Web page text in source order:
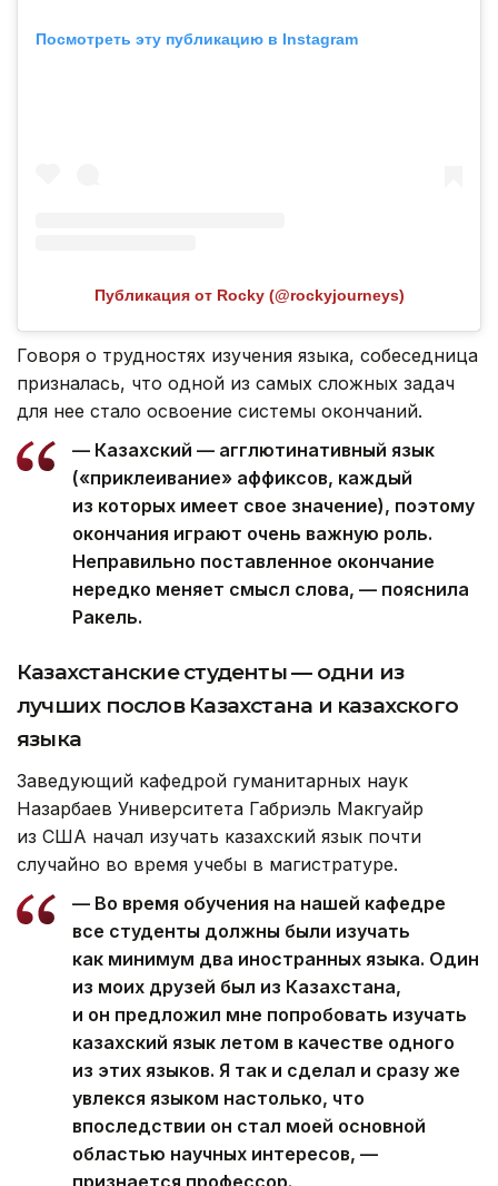
Посмотреть эту публикацию в Instagram
Публикация от Rocky (@rockyjourneys)
Говоря о трудностях изучения языка, собеседница
призналась, что одной из самых сложных задач
для нее стало освоение системы окончаний.
— Казахский — агглютинативный язык
(«приклеивание» аффиксов, каждый
из которых имеет свое значение), поэтому
окончания играют очень важную роль.
Неправильно поставленное окончание
нередко меняет смысл слова, — пояснила
Ракель.
Казахстанские студенты — одни из
лучших послов Казахстана и казахского
языка
Заведующий кафедрой гуманитарных наук
Назарбаев Университета Габриэль Макгуайр
из США начал изучать казахский язык почти
случайно во время учебы в магистратуре.
— Во время обучения на нашей кафедре
все студенты должны были изучать
как минимум два иностранных языка. Один
из моих друзей был из Казахстана,
и он предложил мне попробовать изучать
казахский язык летом в качестве одного
из этих языков. Я так и сделал и сразу же
увлекся языком настолько, что
впоследствии он стал моей основной
областью научных интересов, —